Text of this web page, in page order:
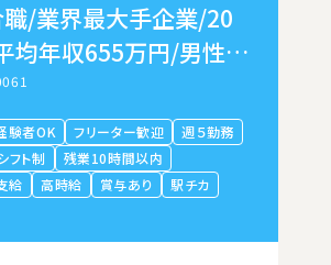
職/業界最大手企業/20
均年収655万円/男性の
験者OK フリーター歓迎
週５勤務
フト制
残業10時間以内
給 高時給 賞与あり
駅チカ